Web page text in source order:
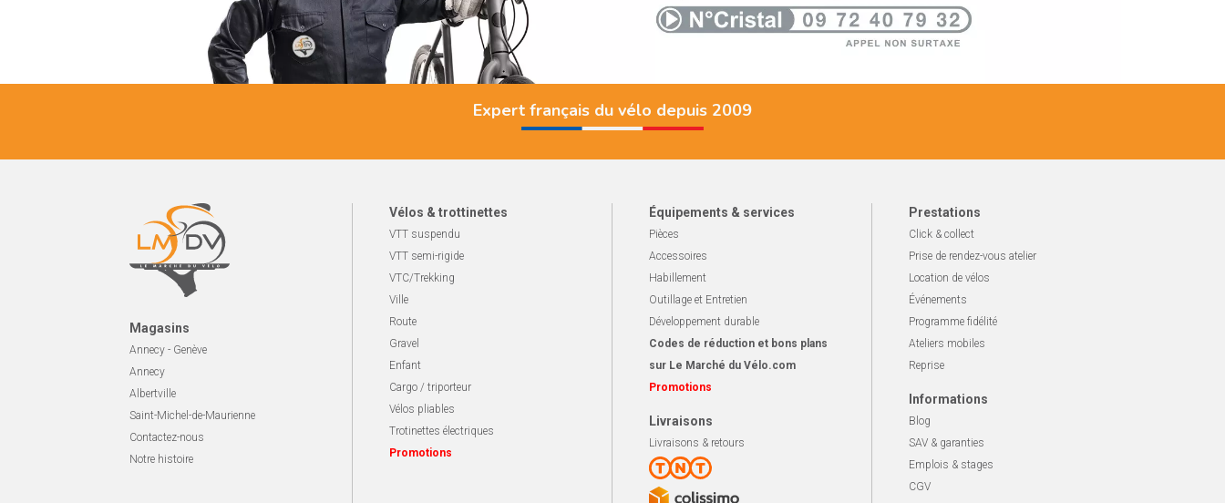
Expert français du vélo depuis 2009
Magasins
Annecy - Genève
Annecy
Albertville
Saint-Michel-de-Maurienne
Contactez-nous
Notre histoire
Vélos & trottinettes
VTT suspendu
VTT semi-rigide
VTC/Trekking
Ville
Route
Gravel
Enfant
Cargo / triporteur
Vélos pliables
Trotinettes électriques
Promotions
Équipements & services
Pièces
Accessoires
Habillement
Outillage et Entretien
Développement durable
Codes de réduction et bons plans
sur Le Marché du Vélo.com
Promotions
Livraisons
Livraisons & retours
Prestations
Click & collect
Prise de rendez-vous atelier
Location de vélos
Événements
Programme fidélité
Ateliers mobiles
Reprise
Informations
Blog
SAV & garanties
Emplois & stages
CGV